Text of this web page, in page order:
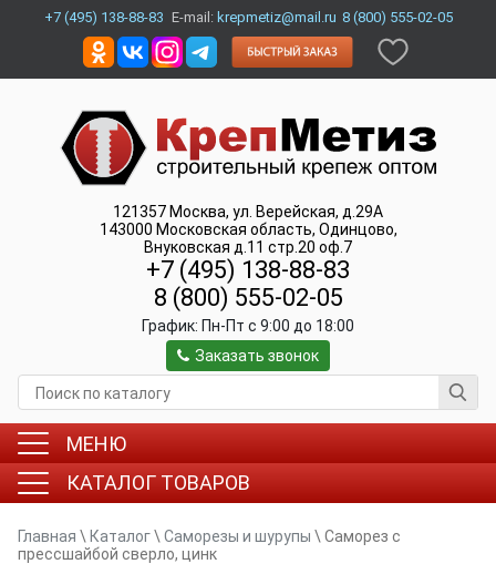
+7 (495) 138-88-83 E-mail: krepmetiz@mail.ru 8 (800) 555-02-05
121357 Москва, ул. Верейская, д.29А
143000 Московская область, Одинцово,
Внуковская д.11 стр.20 оф.7
+7 (495) 138-88-83
8 (800) 555-02-05
График: Пн-Пт c 9:00 до 18:00
Заказать звонок
МЕНЮ
КАТАЛОГ ТОВАРОВ
Главная \ Каталог\ Саморезы и шурупы \ Саморез с
прессшайбой сверло, цинк